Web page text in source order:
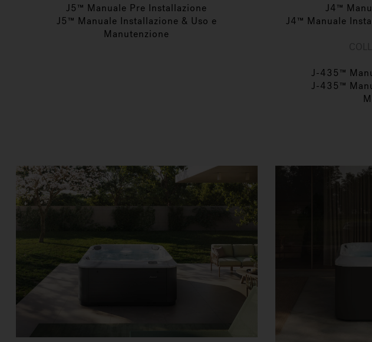
J5™ Manuale Pre Installazione
J5™ Manuale Installazione & Uso e
Manutenzione
J4™
J4™ Manuale
J-435™
J-435™